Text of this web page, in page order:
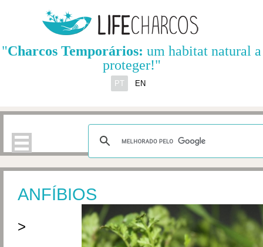
PT EN
"Charcos Temporários: um habitat natural a
proteger!"
ANFÍBIOS
>